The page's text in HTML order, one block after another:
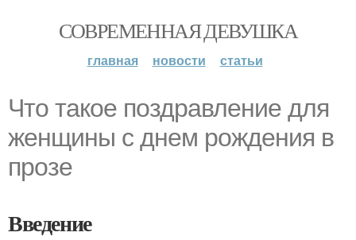
СОВРЕМЕННАЯ ДЕВУШКА
главная новости статьи
Что такое поздравление для
женщины с днем рождения в
прозе
Введение